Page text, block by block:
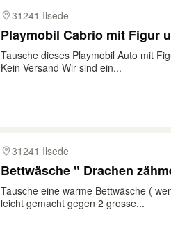
31241 Ilsede
Playmobil Cabrio mit Figur
Tausche dieses Playmobil Auto mit
Kein Versand Wir sind ein...
31241 Ilsede
Bettwäsche " Drachen
Tausche eine warme Bettwäsche (
leicht gemacht gegen 2 grosse...